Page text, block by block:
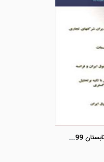
فصلنامه نظریه های حقوقی شماره 1«تابستان 1399»